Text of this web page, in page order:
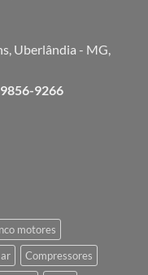
Uberlândia - MG,
9266
motores
Compressores